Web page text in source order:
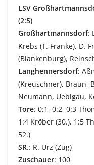
LSV
(2:5)
Großhartmannsdorf:
Krebs (T. Franke), D.
(Blankenburg),
Langhennersdorf:
(Kreuschner), Braun,
Neumann, Uebigau,
Tore: 0:1, 0:2, 0:3
1:4 Kröber (30.), 1:5
52.)
SR.: R. Urz (Zug)
Zuschauer: 100